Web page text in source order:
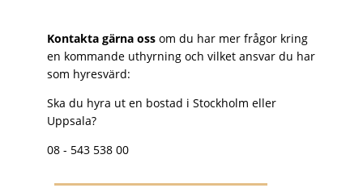
Kontakta gärna oss om du har mer frågor kring
en kommande uthyrning och vilket ansvar du har
som hyresvärd:
Ska du hyra ut en bostad i Stockholm eller
Uppsala?
08 - 543 538 00